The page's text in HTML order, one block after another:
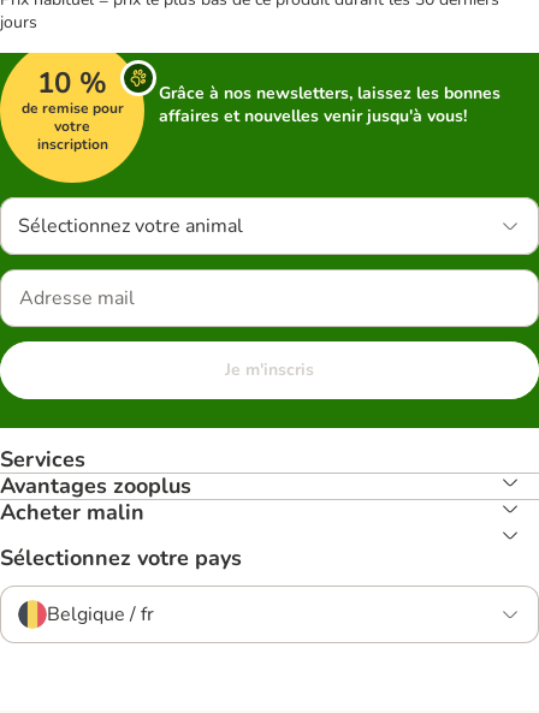
jours
10 %
de remise pour
votre
inscription
Grâce à nos newsletters, laissez les bonnes
affaires et nouvelles venir jusqu'à vous!
Sélectionnez votre animal
Je m'inscris
Services
Avantages zooplus
Acheter malin
Sélectionnez votre pays
Belgique / fr